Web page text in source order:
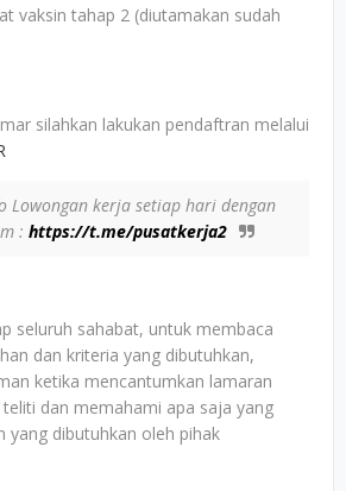
vaksin tahap 2 (diutamakan sudah
silahkan lakukan pendaftran melalui
Lowongan kerja setiap hari dengan
: https://t.me/pusatkerja2
seluruh sahabat, untuk membaca
dan kriteria yang dibutuhkan,
ketika mencantumkan lamaran
dan memahami apa saja yang
yang dibutuhkan oleh pihak